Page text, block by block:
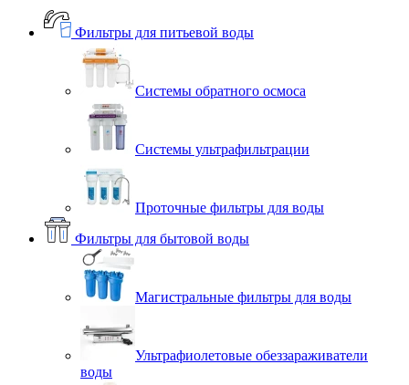
Фильтры для питьевой воды
Системы обратного осмоса
Системы ультрафильтрации
Проточные фильтры для воды
Фильтры для бытовой воды
Магистральные фильтры для воды
Ультрафиолетовые обеззараживатели
воды